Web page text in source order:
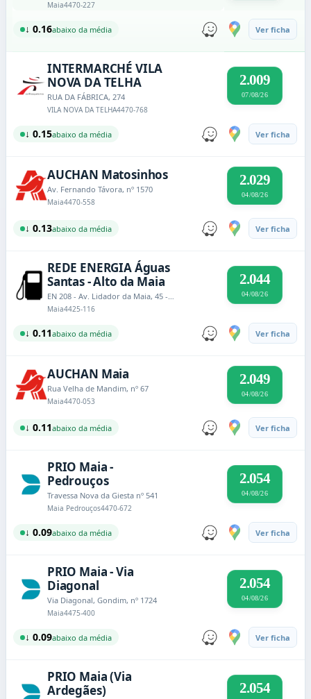
Maia4470-227
↓ 0.16abaixo da média Ver ficha
INTERMARCHÉ VILA
NOVA DA TELHA
RUA DA FÁBRICA, 274
VILA NOVA DA TELHA4470-768
2.009
07/08/26
↓ 0.15abaixo da média Ver ficha
AUCHAN Matosinhos
Av. Fernando Távora, nº 1570
Maia4470-558
2.029
04/08/26
↓ 0.13abaixo da média Ver ficha
REDE ENERGIA Águas
Santas - Alto da Maia
EN 208 - Av. Lidador da Maia, 45 - Águas Santas
Maia4425-116
2.044
04/08/26
↓ 0.11abaixo da média Ver ficha
AUCHAN Maia
Rua Velha de Mandim, nº 67
Maia4470-053
2.049
04/08/26
↓ 0.11abaixo da média Ver ficha
PRIO Maia -
Pedrouços
Travessa Nova da Giesta nº 541
Maia Pedrouços4470-672
2.054
04/08/26
↓ 0.09abaixo da média Ver ficha
PRIO Maia - Via
Diagonal
Via Diagonal, Gondim, nº 1724
Maia4475-400
2.054
04/08/26
↓ 0.09abaixo da média Ver ficha
PRIO Maia (Via
Ardegães)
2.054